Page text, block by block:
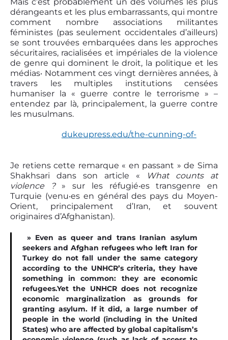
dérangeants et les plus embarrassants, qui montre
comment nombre associations militantes
féministes (pas seulement occidentales d’ailleurs)
se sont trouvées embarquées dans les approches
sécuritaires, racialisées et impériales de la violence
de genre qui dominent le droit, la politique et les
médias‧ Notamment ces vingt dernières années, à
travers les multiples institutions censées
humaniser la « guerre contre le terrorisme » –
entendez par là, principalement, la guerre contre
les musulmans.
dukeupress.edu/the-cunning-of-
Je retiens cette remarque « en passant » de Sima
Shakhsari dans son article «
What counts at
violence ?» sur les réfugié‧es transgenre en
Turquie (venu‧es en général des pays du Moyen-
Orient, principalement d’Iran, et souvent
originaires d’Afghanistan).
» Even as queer and trans Iranian asylum
seekers and Afghan refugees who left Iran for
Turkey do not fall under the same category
according to the UNHCR’s criteria, they have
something in common: they are economic
refugees.Yet the UNHCR does not recognize
economic marginalization as grounds for
granting asylum. If it did, a large number of
people in the world (including in the United
States) who are affected by global capitalism’s